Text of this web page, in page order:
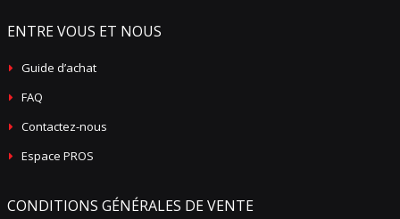
ENTRE VOUS ET NOUS
Guide d’achat
FAQ
Contactez-nous
Espace PROS
CONDITIONS GÉNÉRALES DE VENTE